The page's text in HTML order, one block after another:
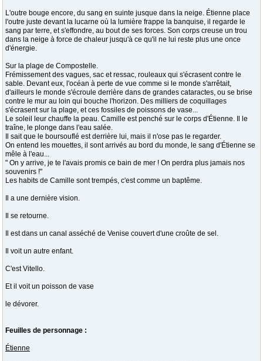
L'outre bouge encore, du sang en suinte jusque dans la neige. Étienne place
l'outre juste devant la lucarne où la lumière frappe la banquise, il regarde le
sang par terre, et s'effondre, au bout de ses forces. Son corps creuse un trou
dans la neige à force de chaleur jusqu'à ce qu'il ne lui reste plus une once
d'énergie.
Sur la plage de Compostelle.
Frémissement des vagues, sac et ressac, rouleaux qui s'écrasent contre le
sable. Devant eux, l'océan à perte de vue comme si le monde s'arrêtait,
d'ailleurs le monde s'écroule derrière dans de grandes cataractes, ou se brise
contre le mur au loin qui bouche l'horizon. Des milliers de coquillages
s'écrasent sur la plage, et ces fossiles de poissons de vase...
Le soleil leur chauffe la peau. Camille est penché sur le corps d'Étienne. Il le
traîne, le plonge dans l'eau salée.
Il sait que le boursouflé est derrière lui, mais il n'ose pas le regarder.
On entend les mouettes, il sont arrivés au bord du monde, le sang d'Étienne se
mêle à l'eau...
" On y arrive, je te l'avais promis ce bain de mer ! On perdra plus jamais nos
souvenirs !"
Les habits de Camille sont trempés, c'est comme un baptême.
Il a une dernière vision.
Il se retourne.
Il est dans un canal asséché de Venise couvert d'une croûte de sel.
Il voit un autre enfant.
C'est Vitello.
Et il voit un poisson de vase
le dévorer.
Feuilles de personnage :
Étienne